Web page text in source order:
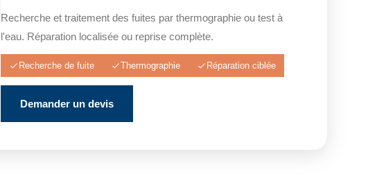
Recherche et traitement des fuites par thermographie ou test à
l'eau. Réparation localisée ou reprise complète.
Recherche de fuite Thermographie Réparation ciblée
Demander un devis